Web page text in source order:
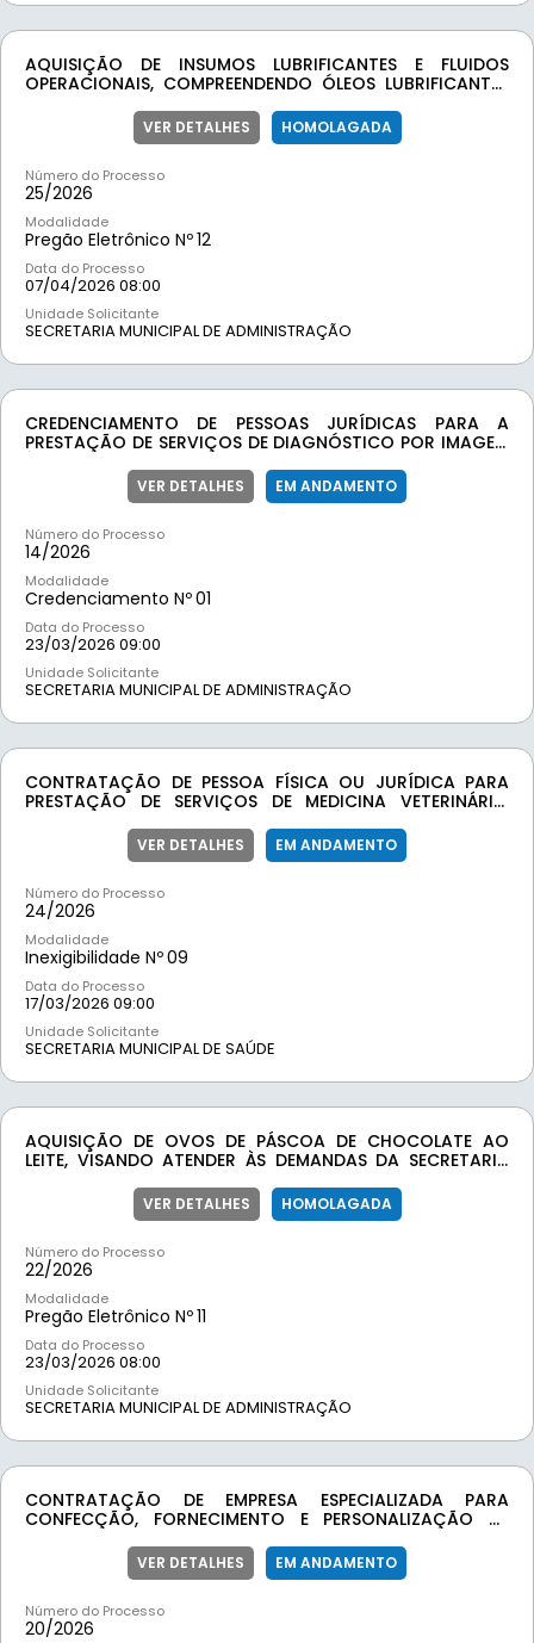
AQUISIÇÃO DE INSUMOS LUBRIFICANTES E FLUIDOS
OPERACIONAIS, COMPREENDENDO ÓLEOS LUBRIFICANTES
AGENTES DESENGRIPANTES E AGENTE REDUTOR LÍQUIDO
DE ÓXIDO DE NITROGÊNIO AUTOMOTIVO (ARLA 32),
PREVENTIVA E CORRETIVA DA FROTA DE VEÍCULOS E
EQUIPAMENTOS DA PREFEITURA MUNICIPAL DE MOEDA/MG.
VER DETALHES HOMOLAGADA
Número do Processo
25/2026
Modalidade
Pregão Eletrônico Nº12
Data do Processo
07/04/2026 08:00
Unidade Solicitante
SECRETARIA MUNICIPAL DE ADMINISTRAÇÃO
CREDENCIAMENTO DE PESSOAS JURÍDICAS PARA A
PRESTAÇÃO DE SERVIÇOS DE DIAGNÓSTICO POR IMAGEM
DE SAÚDE DE MOEDA/MG, VISANDO AMPLIAR E GARANTIR
A OFERTA CONTÍNUA, COM QUALIDADE E EFICIÊNCIA
VER DETALHES EM ANDAMENTO
Número do Processo
14/2026
Modalidade
Credenciamento Nº01
Data do Processo
23/03/2026 09:00
Unidade Solicitante
SECRETARIA MUNICIPAL DE ADMINISTRAÇÃO
CONTRATAÇÃO DE PESSOA FÍSICA OU JURÍDICA PARA
PRESTAÇÃO DE SERVIÇOS DE MEDICINA VETERINÁRIA,
URGÊNCIA E EMERGÊNCIA, AVALIAÇÃO, TRATAMENTO E
ACOMPANHAMENTO DE CÃES E GATOS EM SITUAÇÃO DE
SAÚDE
VER DETALHES EM ANDAMENTO
Número do Processo
24/2026
Modalidade
Inexigibilidade Nº09
Data do Processo
17/03/2026 09:00
Unidade Solicitante
SECRETARIA MUNICIPAL DE SAÚDE
AQUISIÇÃO DE OVOS DE PÁSCOA DE CHOCOLATE AO
LEITE, VISANDO ATENDER ÀS DEMANDAS DA SECRETARIA
MUNICIPAL DE EDUCAÇÃO DA PREFEITURA MUNICIPAL DE
MOEDA/MG, EM RAZÃO DAS FESTIVIDADES
VER DETALHES HOMOLAGADA
Número do Processo
22/2026
Modalidade
Pregão Eletrônico Nº11
Data do Processo
23/03/2026 08:00
Unidade Solicitante
SECRETARIA MUNICIPAL DE ADMINISTRAÇÃO
CONTRATAÇÃO DE EMPRESA ESPECIALIZADA PARA
CONFECÇÃO, FORNECIMENTO E PERSONALIZAÇÃO DE
IDENTIFICAÇÃO INSTITUCIONAL E DEMAIS ELEMENTOS
GRÁFICOS, DESTINADOS AO ATENDIMENTO DAS
VER DETALHES EM ANDAMENTO
Número do Processo
20/2026